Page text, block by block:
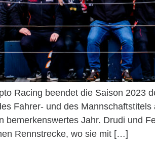
Racing beendet die Saison 2023
Fahrer- und des
bemerkenswertes Jahr. Drudi und
Rennstrecke, wo sie mit […]